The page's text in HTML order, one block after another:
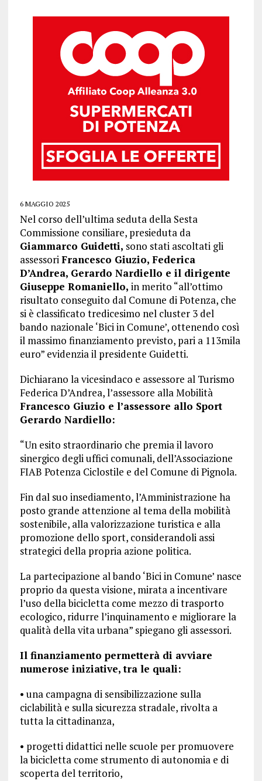
6 MAGGIO 2025
Nel corso dell’ultima seduta della Sesta
Commissione consiliare, presieduta da
Giammarco Guidetti, sono stati ascoltati gli
assessoriFrancesco Giuzio, Federica
D’Andrea, Gerardo Nardiello e il dirigente
Giuseppe Romaniello, in merito “all’ottimo
risultato conseguito dal Comune di Potenza, che
si è classificato tredicesimo nel cluster 3 del
bando nazionale ‘Bici in Comune’, ottenendo così
il massimo finanziamento previsto, pari a 113mila
euro” evidenzia il presidente Guidetti.
Dichiarano la vicesindaco e assessore al Turismo
Federica D’Andrea, l’assessore alla Mobilità
Francesco Giuzio e l’assessore allo Sport
Gerardo Nardiello:
“Un esito straordinario che premia il lavoro
sinergico degli uffici comunali, dell’Associazione
FIAB Potenza Ciclostile e del Comune di Pignola.
Fin dal suo insediamento, l’Amministrazione ha
posto grande attenzione al tema della mobilità
sostenibile, alla valorizzazione turistica e alla
promozione dello sport, considerandoli assi
strategici della propria azione politica.
La partecipazione al bando ‘Bici in Comune’ nasce
proprio da questa visione, mirata a incentivare
l’uso della bicicletta come mezzo di trasporto
ecologico, ridurre l’inquinamento e migliorare la
qualità della vita urbana” spiegano gli assessori.
Il finanziamento permetterà di avviare
numerose iniziative, tra le quali:
• una campagna di sensibilizzazione sulla
ciclabilità e sulla sicurezza stradale, rivolta a
tutta la cittadinanza,
• progetti didattici nelle scuole per promuovere
la bicicletta come strumento di autonomia e di
scoperta del territorio,